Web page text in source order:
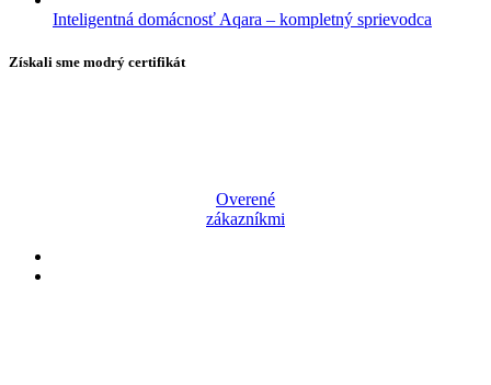
Inteligentná domácnosť Aqara – kompletný sprievodca
Získali sme modrý certifikát
Overené
zákazníkmi